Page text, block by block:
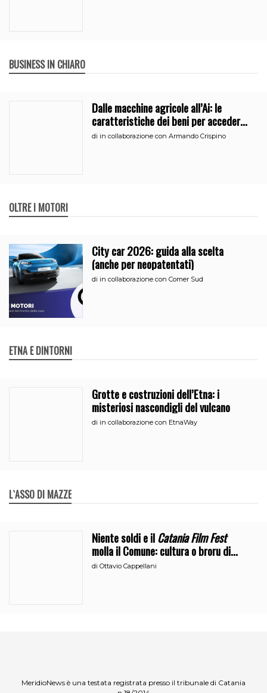
BUSINESS IN CHIARO
Dalle macchine agricole all’Ai: le
caratteristiche dei beni per accedere
all’iperammortamento
di in collaborazione con Armando Crispino
OLTRE I MOTORI
City car 2026: guida alla scelta
(anche per neopatentati)
di in collaborazione con Comer Sud
ETNA E DINTORNI
Grotte e costruzioni dell’Etna: i
misteriosi nascondigli del vulcano
di in collaborazione con EtnaWay
L`ASSO DI MAZZE
Niente soldi e ilCatania Film Fest
molla il Comune: cultura o broru di
ciciri?
diOttavio Cappellani
MeridioNews è una testata registrata presso il tribunale di Catania